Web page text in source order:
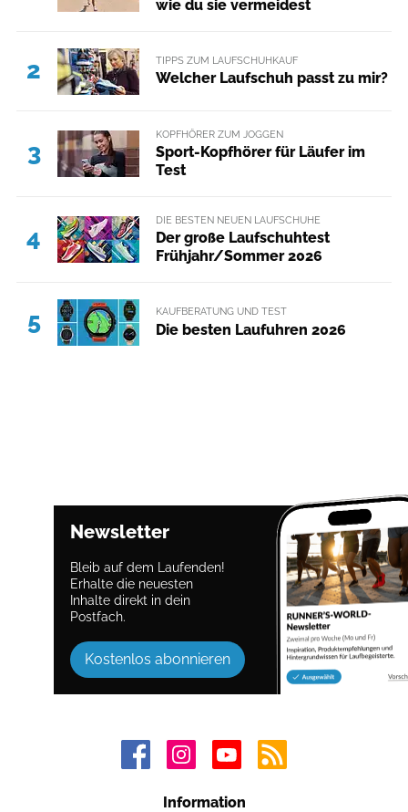
wie du sie vermeidest
2 TIPPS ZUM LAUFSCHUHKAUF
Welcher Laufschuh passt zu mir?
3
KOPFHÖRER ZUM JOGGEN
Sport-Kopfhörer für Läufer im
Test
4
DIE BESTEN NEUEN LAUFSCHUHE
Der große Laufschuhtest
Frühjahr/Sommer 2026
5 KAUFBERATUNG UND TEST
Die besten Laufuhren 2026
Newsletter
Bleib auf dem Laufenden!
Erhalte die neuesten
Inhalte direkt in dein
Postfach.
Kostenlos abonnieren
Information